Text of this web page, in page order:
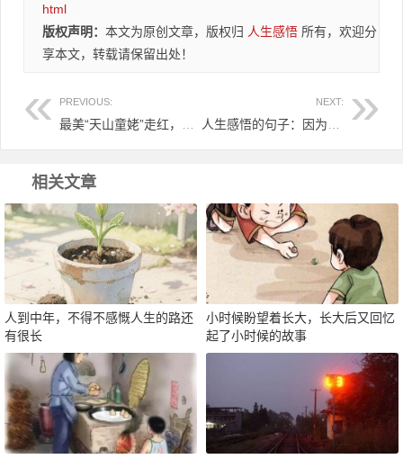
html
版权声明： 本文为原创文章，版权归 人生感悟 所有，欢迎分
享本文，转载请保留出处！
PREVIOUS: NEXT:
相关文章
人到中年，不得不感慨人生的路还
有很长
小时候盼望着长大，长大后又回忆
起了小时候的故事